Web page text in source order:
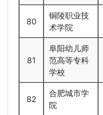
80
铜陵职业技
术学院
81
阜阳幼儿师
范高等专科
学校
82
合肥城市学
院